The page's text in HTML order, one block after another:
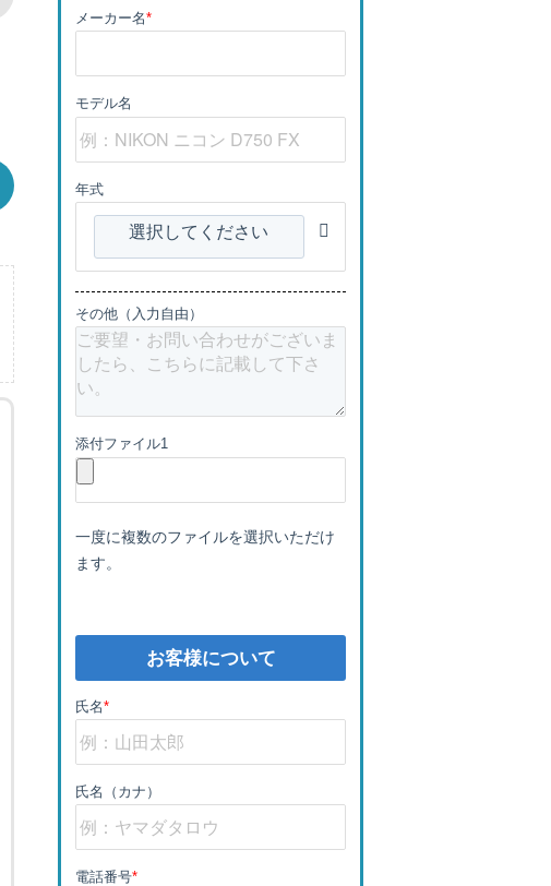
メーカー名*
モデル名
年式
選択してください
その他（入力自由）
添付ファイル1
一度に複数のファイルを選択いただけ
ます。
お客様について
氏名*
氏名（カナ）
電話番号*